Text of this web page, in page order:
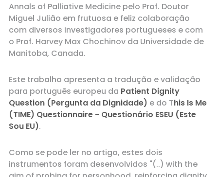
Annals of Palliative Medicine pelo Prof. Doutor
Miguel Julião em frutuosa e feliz colaboração
com diversos investigadores portugueses e com
o Prof. Harvey Max Chochinov da Universidade de
Manitoba, Canada.
Este trabalho apresenta a tradução e validação
para português europeu da Patient Dignity
Question (Pergunta da Dignidade) e do This Is Me
(TIME) Questionnaire - Questionário ESEU (Este
Sou EU).
Como se pode ler no artigo, estes dois
instrumentos foram desenvolvidos "(..) with the